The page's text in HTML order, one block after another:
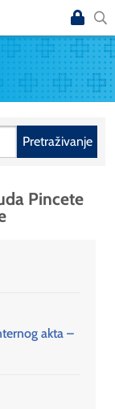
Pretraživanje
Pincete
akta –